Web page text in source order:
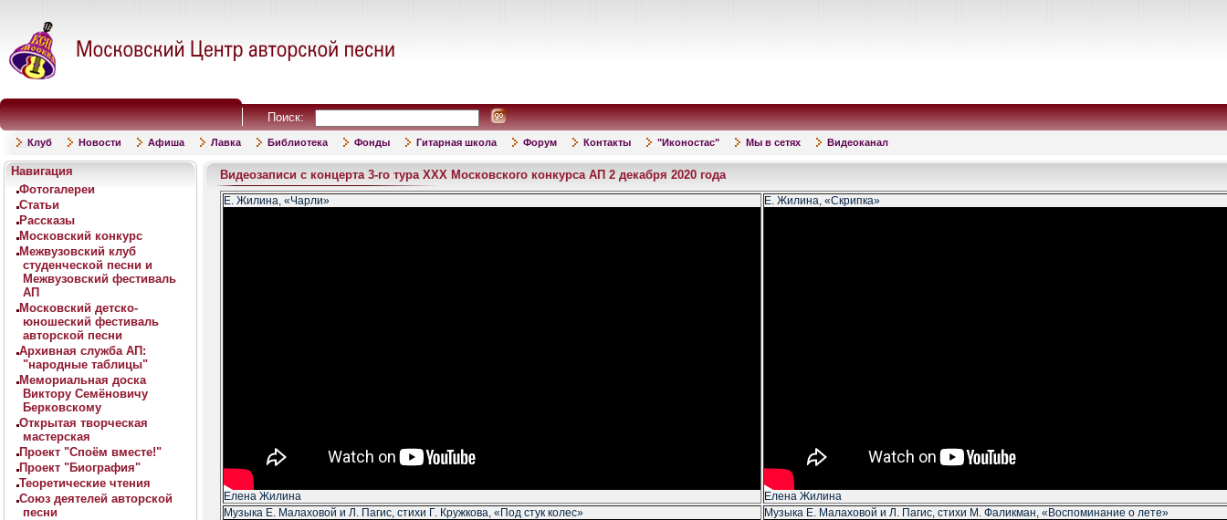
Поиск:
Клуб Новости Афиша Лавка Библиотека Фонды Гитарная школа Форум Контакты "Иконостас" Мы в сетях Видеоканал
Навигация
Фотогалереи
Статьи
Рассказы
Московский конкурс
Межвузовский клуб
студенческой песни и
Межвузовский фестиваль
АП
Московский детско-
юношеский фестиваль
авторской песни
Архивная служба АП:
"народные таблицы"
Мемориальная доска
Виктору Семёновичу
Берковскому
Открытая творческая
мастерская
Проект "Споём вместе!"
Проект "Биография"
Теоретические чтения
Союз деятелей авторской
песни
Видеозаписи с концерта 3-го тура XXX Московского конкурса АП 2 декабря 2020 года
Е. Жилина, «Чарли»
Елена Жилина
Е. Жилина, «Скрипка»
Елена Жилина
Музыка Е. Малаховой и Л. Пагис, стихи Г. Кружкова, «Под стук колес»
Музыка Е. Малаховой и Л. Пагис, стихи М. Фаликман, «Воспоминание о лете»